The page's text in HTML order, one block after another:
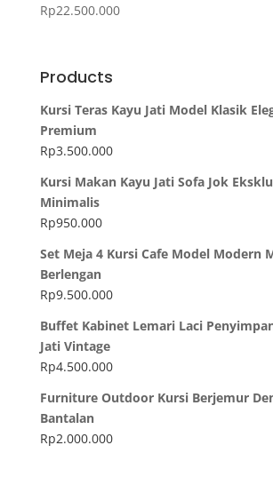
Dinilai
5.00
Rp22.500.000
Products
Kursi Teras Kayu Jati Model Klasik
Premium
Rp3.500.000
Kursi Makan Kayu Jati Sofa Jok
Minimalis
Rp950.000
Set Meja 4 Kursi Cafe Model Modern
Berlengan
Rp9.500.000
Buffet Kabinet Lemari Laci
Jati Vintage
Rp4.500.000
Furniture Outdoor Kursi Berjemur
Bantalan
Rp2.000.000